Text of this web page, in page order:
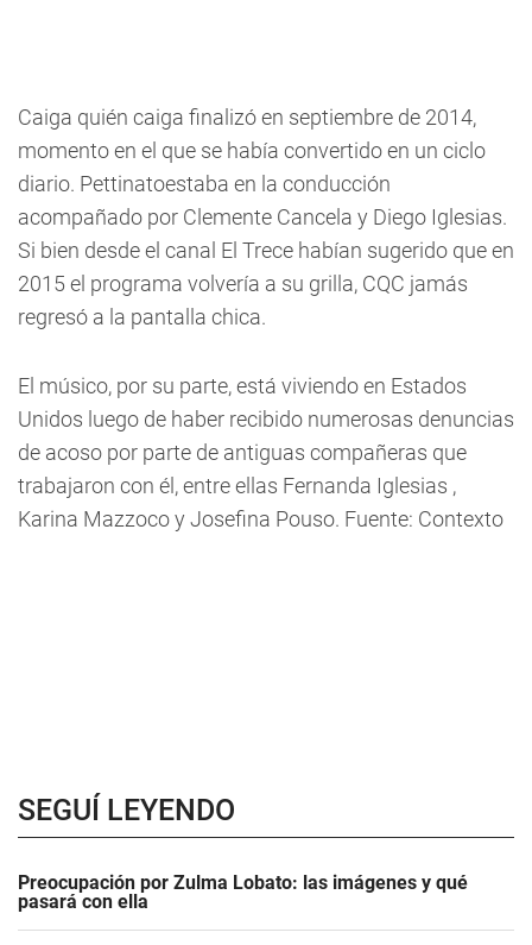
Caiga quién caiga finalizó en septiembre de 2014,
momento en el que se había convertido en un ciclo
diario. Pettinatoestaba en la conducción
acompañado por Clemente Cancela y Diego Iglesias.
Si bien desde el canal El Trece habían sugerido que en
2015 el programa volvería a su grilla, CQC jamás
regresó a la pantalla chica.
El músico, por su parte, está viviendo en Estados
Unidos luego de haber recibido numerosas denuncias
de acoso por parte de antiguas compañeras que
trabajaron con él, entre ellas Fernanda Iglesias ,
Karina Mazzoco y Josefina Pouso. Fuente: Contexto
SEGUÍ LEYENDO
Preocupación por Zulma Lobato: las imágenes y qué
pasará con ella